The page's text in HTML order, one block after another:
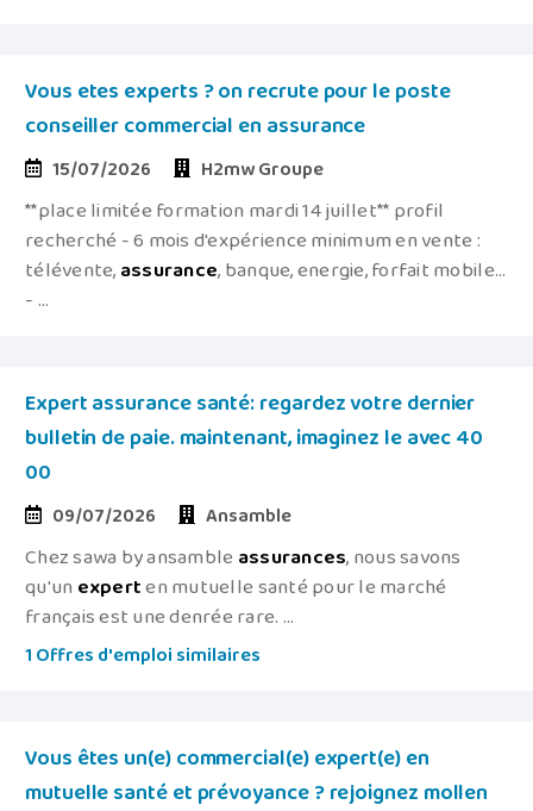
Vous etes experts ? on recrute pour le poste
conseiller commercial en assurance
15/07/2026 H2mw Groupe
**place limitée formation mardi 14 juillet** profil
recherché - 6 mois d'expérience minimum en vente :
télévente,assurance, banque, energie, forfait mobile...
- ...
Expert assurance santé: regardez votre dernier
bulletin de paie. maintenant, imaginez le avec 40
00
09/07/2026 Ansamble
Chez sawa by ansamble assurances, nous savons
qu'unexperten mutuelle santé pour le marché
français est une denrée rare. ...
1 Offres d'emploi similaires
Vous êtes un(e) commercial(e) expert(e) en
mutuelle santé et prévoyance ? rejoignez mollen